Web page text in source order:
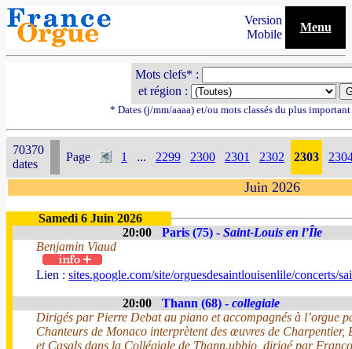
Version
Mobile
Menu
Mots clefs* :
et région :
* Dates (j/mm/aaaa) et/ou mots classés du plus
70370
dates
Page 1 ... 2299 2300 2301 2302 2303
Juin 2026
Samedi 6 Juin 2026
20:00
Paris (75) - Saint-Louis en l’Île
Benjamin Viaud
Lien : sites.google.com/site/orguesdesaintlouisenlile/concerts/
20:00 Thann (68) - collegiale
Dirigés par Pierre Debat au piano et accompagnés à l’orgue
Chanteurs de Monaco interprètent des œuvres de Charpentier,
et Casals dans la Collégiale de Thann.ubbio, dirigé par